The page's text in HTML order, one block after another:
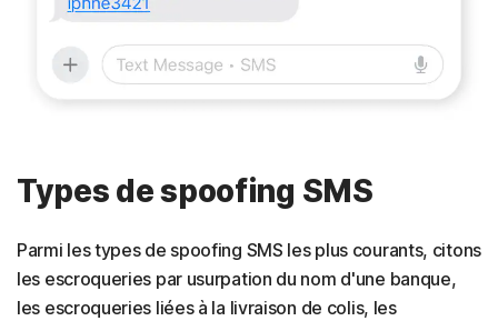
Types de spoofing SMS
Parmi les types de spoofing SMS les plus courants, citons
les escroqueries par usurpation du nom d'une banque,
les escroqueries liées à la livraison de colis, les